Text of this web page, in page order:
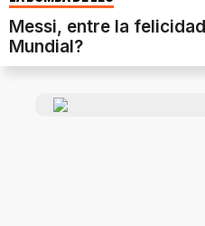
Messi, entre la
Mundial?